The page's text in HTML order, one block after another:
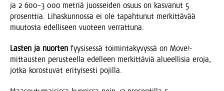
ja 2 600–3 000 met­riä juos­sei­den osuus on kas­va­nut 5
pro­sent­tia. Lihas­kun­nos­sa ei ole tapah­tu­nut mer­kit­tä­vää
muu­tos­ta edel­li­seen vuo­teen verrattuna.
Las­ten ja nuor­ten fyy­si­ses­sä toi­min­ta­ky­vys­sä on Move!-
mittausten perus­teel­la edel­leen mer­kit­tä­viä alu­eel­li­sia ero­ja,
jot­ka koros­tu­vat eri­tyi­ses­ti pojilla.